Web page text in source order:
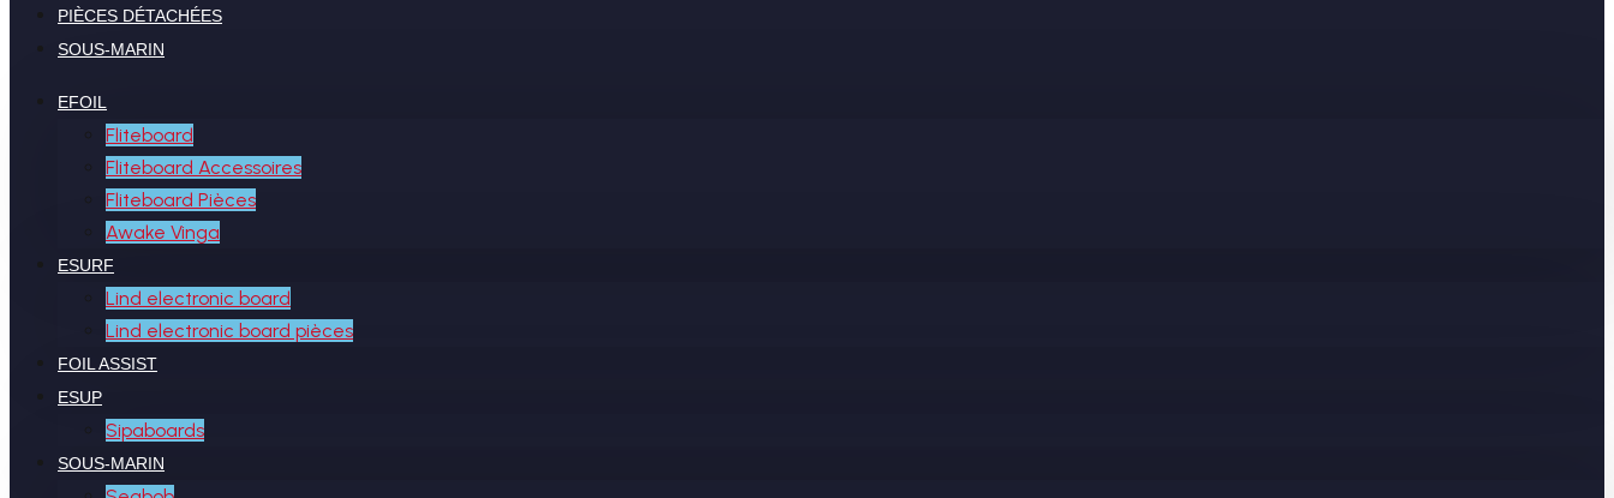
PIÈCES DÉTACHÉES
SOUS-MARIN
EFOIL
Fliteboard
Fliteboard Accessoires
Fliteboard Pièces
Awake Vinga
ESURF
Lind electronic board
Lind electronic board pièces
FOIL ASSIST
ESUP
Sipaboards
SOUS-MARIN